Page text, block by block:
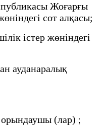
Жоғарғы
сот алқасы;
істер жөніндегі
ауданаралық
(лар) ;